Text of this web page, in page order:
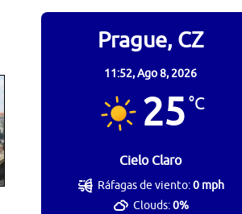
Prague, CZ
11:52,Ago 8, 2026
25°C
Cielo Claro
Ráfagas de viento:0 mph
Clouds:0%